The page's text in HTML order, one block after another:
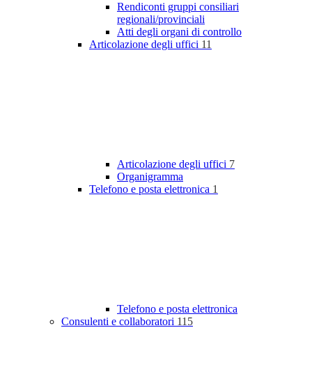
Rendiconti gruppi consiliari
regionali/provinciali
Atti degli organi di controllo
Articolazione degli uffici 11
Articolazione degli uffici 7
Organigramma
Telefono e posta elettronica 1
Telefono e posta elettronica
Consulenti e collaboratori 115